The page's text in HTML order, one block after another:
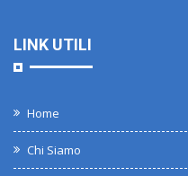
LINK UTILI
Home
Chi Siamo